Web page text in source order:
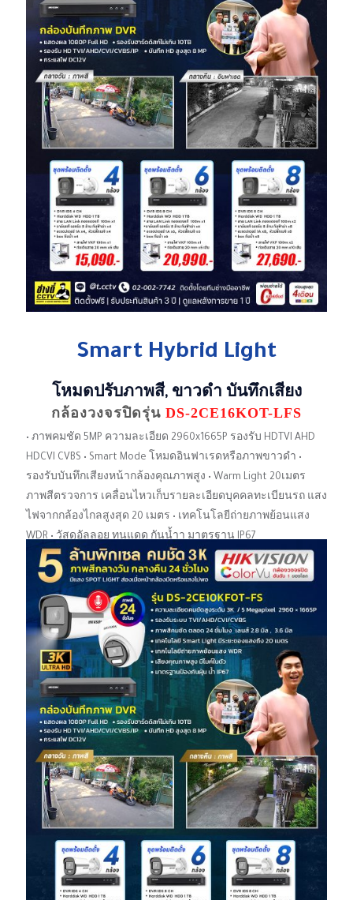
Smart Hybrid Light
โหมดปรับภาพสี, ขาวดํา บันทึกเสียง
กล้องวงจรปิดรุ่น DS-2CE16KOT-LFS
• ภาพคมชัด 5MP ความละเอียด 2960x1665P รองรับ HDTVI AHD
HDCVI CVBS • Smart Mode โหมดอินฟาเรดหรือภาพขาวดํา •
รองรับบันทึกเสียงหน้ากล้องคุณภาพสูง • Warm Light 20เมตร
ภาพสีตรวจการ เคลื่อนไหวเก็บรายละเอียดบุคคลทะเบียนรถ แสง
ไฟจากกล้องไกลสูงสุด 20 เมตร • เทคโนโลยีถ่ายภาพย้อนแสง
WDR • วัสดุอัลลอย ทนแดด กันน้ำา มาตรฐาน IP67